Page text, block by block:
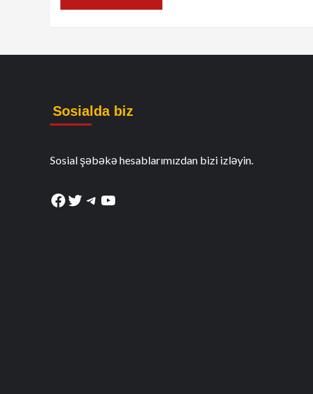
Sosialda biz
Sosial şəbəkə hesablarımızdan bizi izləyin.
Facebook
Twitter
Telegram
YouTube